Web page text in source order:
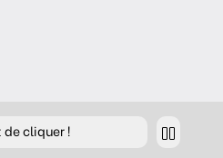
de cliquer !